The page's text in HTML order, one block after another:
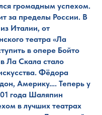
громадным успехом.
за пределы России. В
Италии, от
театра «Ла
в опере Бойто
Ла Скала стало
Фёдора
Америку…. Теперь у
года Шаляпин
в лучших театрах